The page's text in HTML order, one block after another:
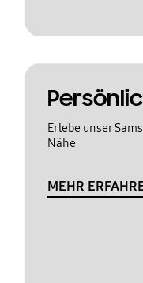
Erlebe unser
Nähe
MEHR